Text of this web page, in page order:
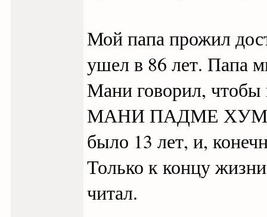
Мой папа прожил
ушел в 86 лет. Папа
Мани говорил,
МАНИ ПАДМЕ ХУМ».
было 13 лет, и,
Только к концу
читал.